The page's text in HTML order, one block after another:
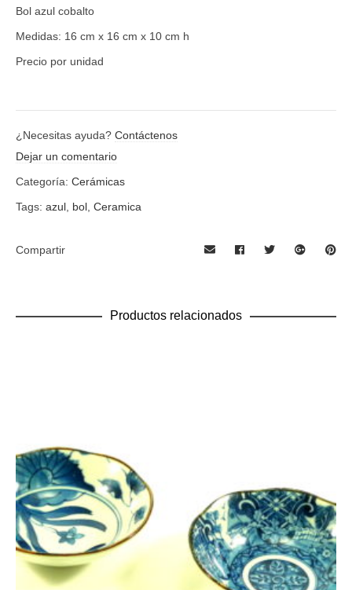
Bol azul cobalto
Medidas: 16 cm x 16 cm x 10 cm h
Precio por unidad
¿Necesitas ayuda? Contáctenos
Dejar un comentario
Categoría: Cerámicas
Tags: azul bol Ceramica
Compartir
Productos relacionados